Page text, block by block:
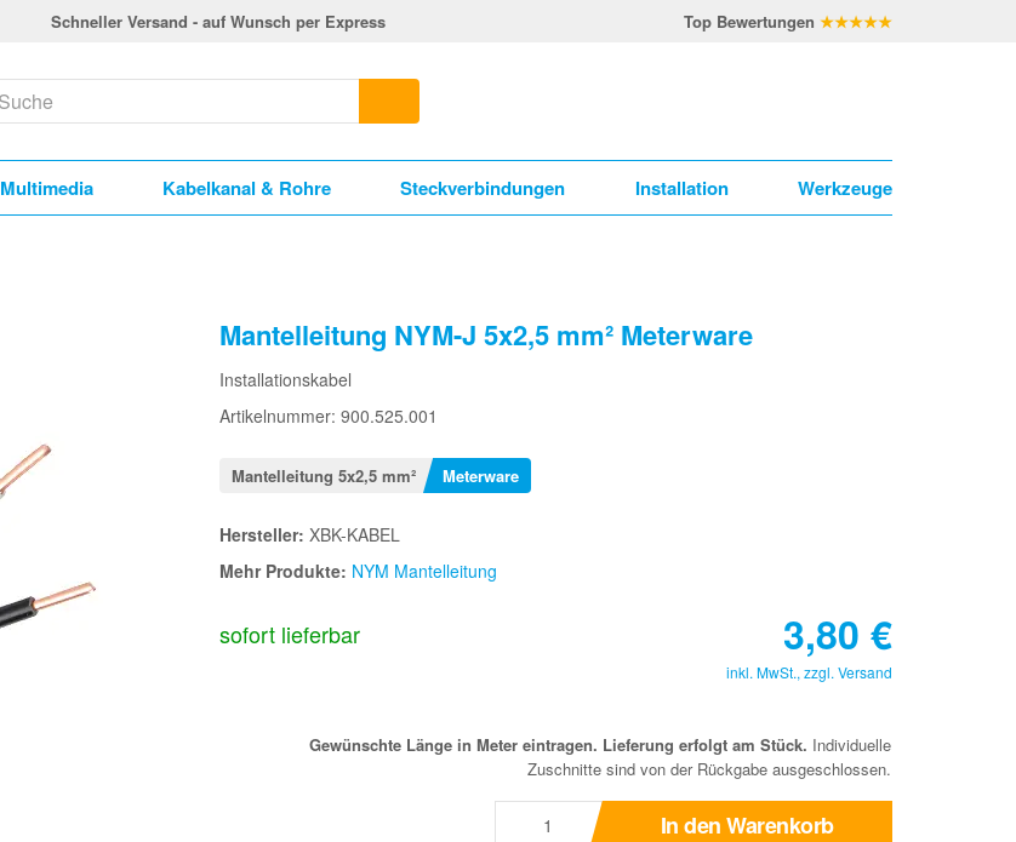
Schneller Versand - auf Wunsch per Express Top Bewertungen ★★★★★
Multimedia Kabelkanal & Rohre Steckverbindungen Installation Werkzeuge
Mantelleitung NYM-J 5x2,5 mm² Meterware
Installationskabel
Artikelnummer: 900.525.001
Mantelleitung 5x2,5 mm² Meterware
Hersteller: XBK-KABEL
Mehr Produkte: NYM Mantelleitung
sofort lieferbar 3,80 €
inkl. MwSt., zzgl. Versand
Gewünschte Länge in Meter eintragen. Lieferung erfolgt am Stück. Individuelle
Zuschnitte sind von der Rückgabe ausgeschlossen.
In den Warenkorb